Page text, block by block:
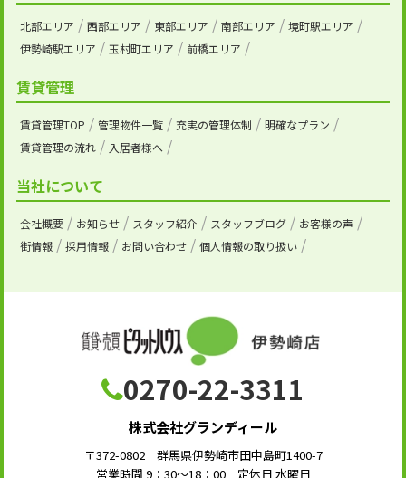
北部エリア 西部エリア 東部エリア 南部エリア
境町駅エリア
伊勢崎駅エリア
玉村町エリア 前橋エリア
賃貸管理
賃貸管理TOP 管理物件一覧 充実の管理体制
明確なプラン
賃貸管理の流れ
入居者様へ
当社について
会社概要 お知らせ スタッフ紹介 スタッフブログ
お客様の声
街情報
採用情報 お問い合わせ 個人情報の取り扱い
0270-22-3311
株式会社グランディール
〒372-0802 群馬県伊勢崎市田中島町1400-7
営業時間 9：30～18：00 定休日 水曜日